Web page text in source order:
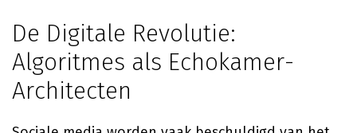
De Digitale Revolutie:
Algoritmes als Echokamer-
Architecten